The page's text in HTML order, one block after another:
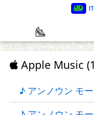
Apple Music
♪ アンノウン モ